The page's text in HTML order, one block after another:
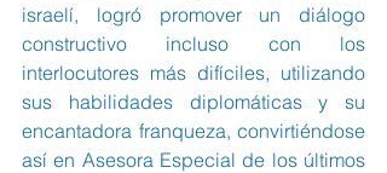
israelí, logró promover un diálogo
constructivo incluso con los
interlocutores más difíciles, utilizando
sus habilidades diplomáticas y su
encantadora franqueza, convirtiéndose
así en Asesora Especial de los últimos